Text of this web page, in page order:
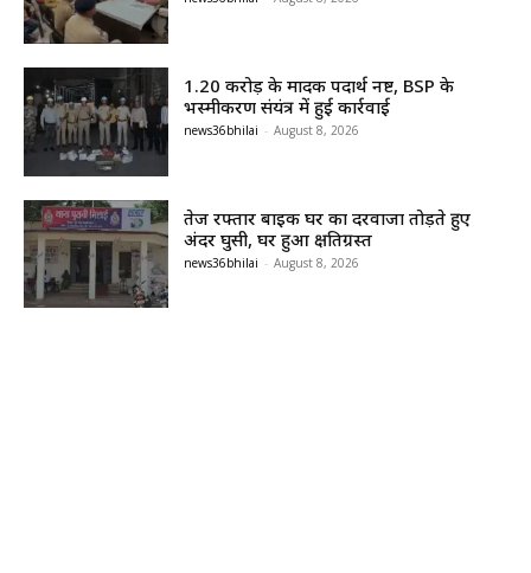
1.20 करोड़ के मादक पदार्थ नष्ट, BSP के
भस्मीकरण संयंत्र में हुई कार्रवाई
news36bhilai - August 8, 2026
तेज रफ्तार बाइक घर का दरवाजा तोड़ते हुए
अंदर घुसी, घर हुआ क्षतिग्रस्त
news36bhilai - August 8, 2026